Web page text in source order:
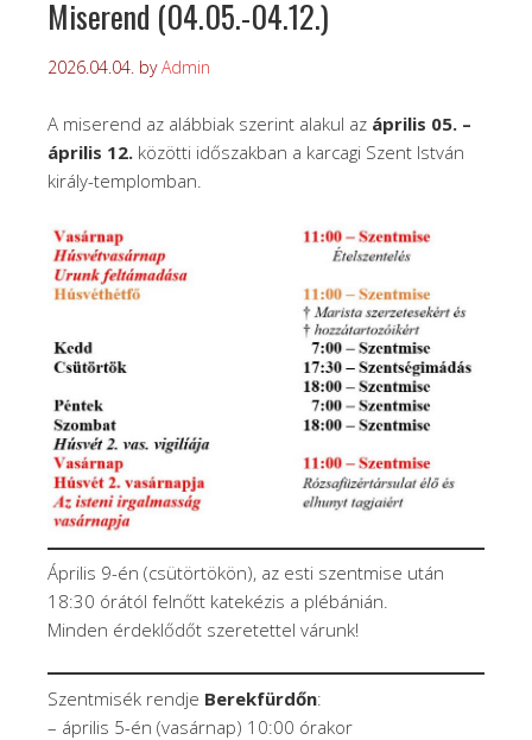
Miserend (04.05.-04.12.)
2026.04.04. byAdmin
A miserend az alábbiak szerint alakul az április 05. –
április 12. közötti időszakban a karcagi Szent István
király-templomban.
Április 9-én (csütörtökön), az esti szentmise után
18:30 órától felnőtt katekézis a plébánián.
Minden érdeklődőt szeretettel várunk!
Szentmisék rendje Berekfürdőn:
– április 5-én (vasárnap) 10:00 órakor